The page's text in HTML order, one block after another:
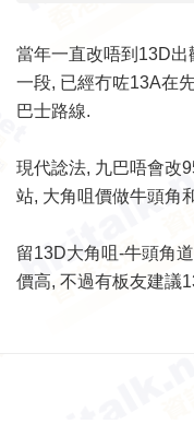
當年一直改唔到13D
一段, 已經冇咗13A在
巴士路線.
現代諗法, 九巴唔會改
站, 大角咀價做牛頭角
留13D大角咀-牛頭角
價高, 不過有板友建議